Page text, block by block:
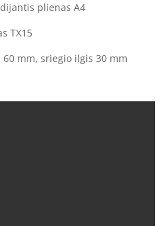
plienas A4
TX15
mm, sriegio ilgis 30 mm